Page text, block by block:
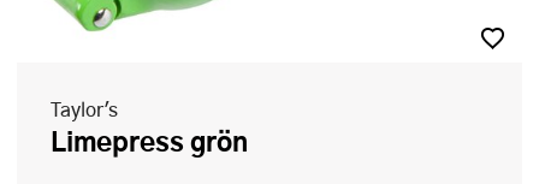
Taylor's
Limepress grön